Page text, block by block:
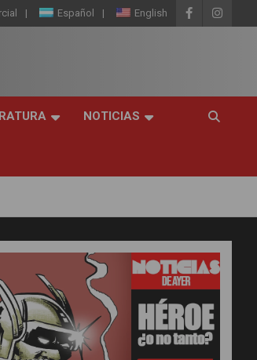
Español English
NOTICIAS